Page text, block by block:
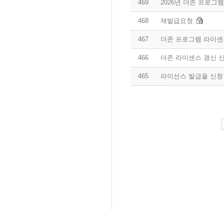
469 2026년 더존 프로그
468 재발급요청
467 더존 프로그램 라이
466 더존 라이센스 갱신
465 라이선스 발급을 신